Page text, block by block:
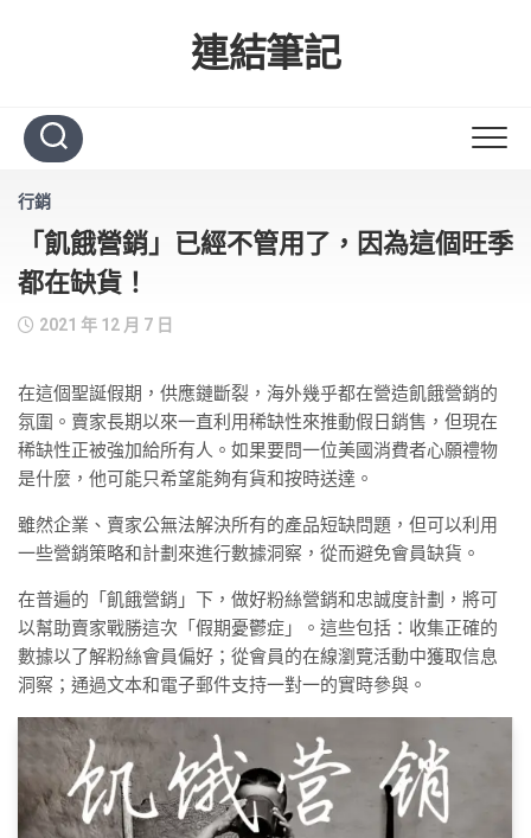
連結筆記
行銷
「飢餓營銷」已經不管用了，因為這個旺季
都在缺貨！
2021 年 12 月 7 日
在這個聖誕假期，供應鏈斷裂，海外幾乎都在營造飢餓營銷的
氛圍。賣家長期以來一直利用稀缺性來推動假日銷售，但現在
稀缺性正被強加給所有人。如果要問一位美國消費者心願禮物
是什麼，他可能只希望能夠有貨和按時送達。
雖然企業、賣家公無法解決所有的產品短缺問題，但可以利用
一些營銷策略和計劃來進行數據洞察，從而避免會員缺貨。
在普遍的「飢餓營銷」下，做好粉絲營銷和忠誠度計劃，將可
以幫助賣家戰勝這次「假期憂鬱症」。這些包括：收集正確的
數據以了解粉絲會員偏好；從會員的在線瀏覽活動中獲取信息
洞察；通過文本和電子郵件支持一對一的實時參與。